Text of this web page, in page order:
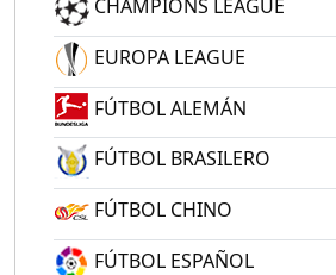
CHAMPIONS LEAGUE
EUROPA LEAGUE
FÚTBOL ALEMÁN
FÚTBOL BRASILERO
FÚTBOL CHINO
FÚTBOL ESPAÑOL